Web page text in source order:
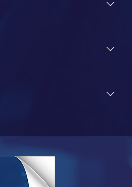
práticas de 6 horas, vídeo-
disponível para download
As turmas serão iniciadas